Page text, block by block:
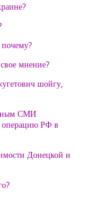
мнение?
шойгу,
СМИ
операцию РФ в
Донецкой и